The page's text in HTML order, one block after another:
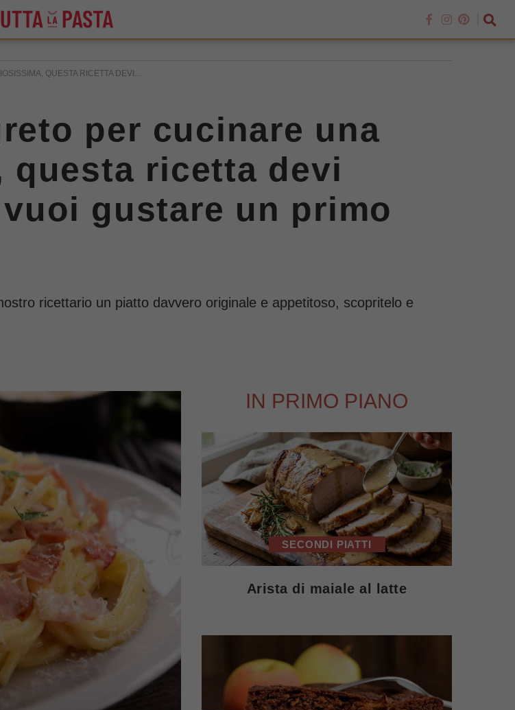
QUESTA RICETTA DEVI...
per cucinare una
ricetta devi
gustare un primo
ricettario un piatto davvero originale e appetitoso, scopritelo e
IN PRIMO PIANO
SECONDI PIATTI
Arista di maiale al latte